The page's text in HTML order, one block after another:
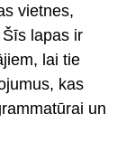
vietnes,
lapas ir
lai tie
kas
un